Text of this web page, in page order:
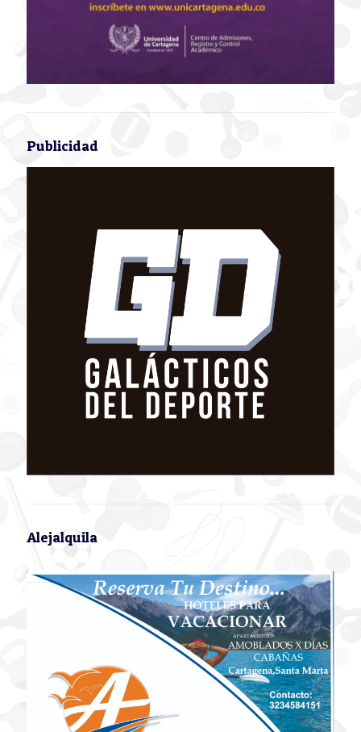
Publicidad
Alejalquila